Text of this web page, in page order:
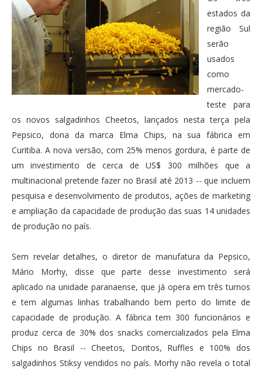
estados da
região Sul
serão
usados
como
mercado-
teste para
os novos salgadinhos Cheetos, lançados nesta terça pela
Pepsico, dona da marca Elma Chips, na sua fábrica em
Curitiba. A nova versão, com 25% menos gordura, é parte de
um investimento de cerca de US$ 300 milhões que a
multinacional pretende fazer no Brasil até 2013 -- que incluem
pesquisa e desenvolvimento de produtos, ações de marketing
e ampliação da capacidade de produção das suas 14 unidades
de produção no país.
Sem revelar detalhes, o diretor de manufatura da Pepsico,
Mário Morhy, disse que parte desse investimento será
aplicado na unidade paranaense, que já opera em três turnos
e tem algumas linhas trabalhando bem perto do limite de
capacidade de produção. A fábrica tem 300 funcionários e
produz cerca de 30% dos snacks comercializados pela Elma
Chips no Brasil -- Cheetos, Doritos, Ruffles e 100% dos
salgadinhos Stiksy vendidos no país. Morhy não revela o total